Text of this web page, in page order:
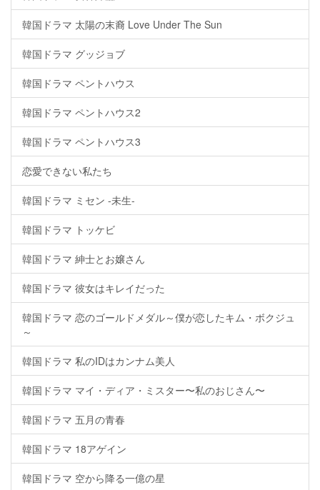
韓国ドラマ 太陽の末裔 Love Under The Sun
韓国ドラマ グッジョブ
韓国ドラマ ペントハウス
韓国ドラマ ペントハウス2
韓国ドラマ ペントハウス3
恋愛できない私たち
韓国ドラマ ミセン -未生-
韓国ドラマ トッケビ
韓国ドラマ 紳士とお嬢さん
韓国ドラマ 彼女はキレイだった
韓国ドラマ 恋のゴールドメダル～僕が恋したキム・ボクジュ
～
韓国ドラマ 私のIDはカンナム美人
韓国ドラマ マイ・ディア・ミスター〜私のおじさん〜
韓国ドラマ 五月の青春
韓国ドラマ 18アゲイン
韓国ドラマ 空から降る一億の星